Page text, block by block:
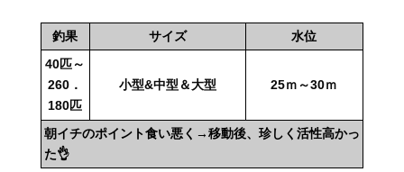
釣果 サイズ
水位
40匹～
260．
180匹
小型&中型＆大型 25ｍ～30ｍ
朝イチのポイント食い悪く→移動後、珍しく活性高かっ
た👌